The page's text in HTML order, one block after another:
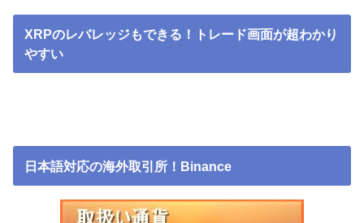
XRPのレバレッジもできる！トレード画面が超わかり
やすい
日本語対応の海外取引所！Binance